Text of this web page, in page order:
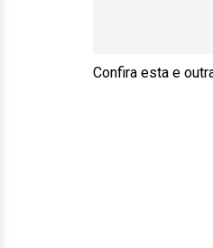
Confira esta e